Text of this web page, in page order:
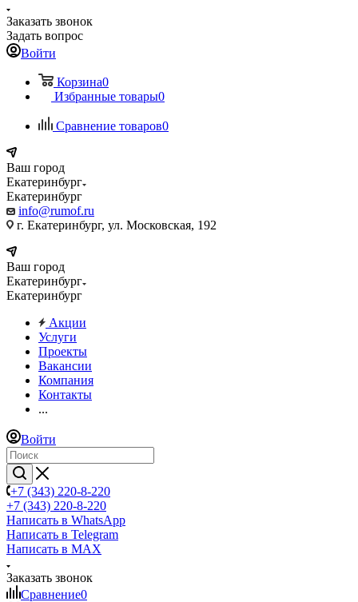
Заказать звонок
Задать вопрос
Войти
Корзина0
Избранные товары0
Сравнение товаров0
Ваш город
Екатеринбург
Екатеринбург
info@rumof.ru
г. Екатеринбург, ул. Московская, 192
Ваш город
Екатеринбург
Екатеринбург
Акции
Услуги
Проекты
Вакансии
Компания
Контакты
...
Войти
+7 (343) 220-8-220
+7 (343) 220-8-220
Написать в WhatsApp
Написать в Telegram
Написать в MAX
Заказать звонок
Сравнение0